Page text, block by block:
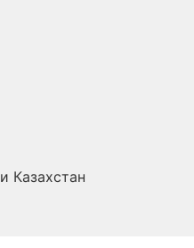
Казахстан